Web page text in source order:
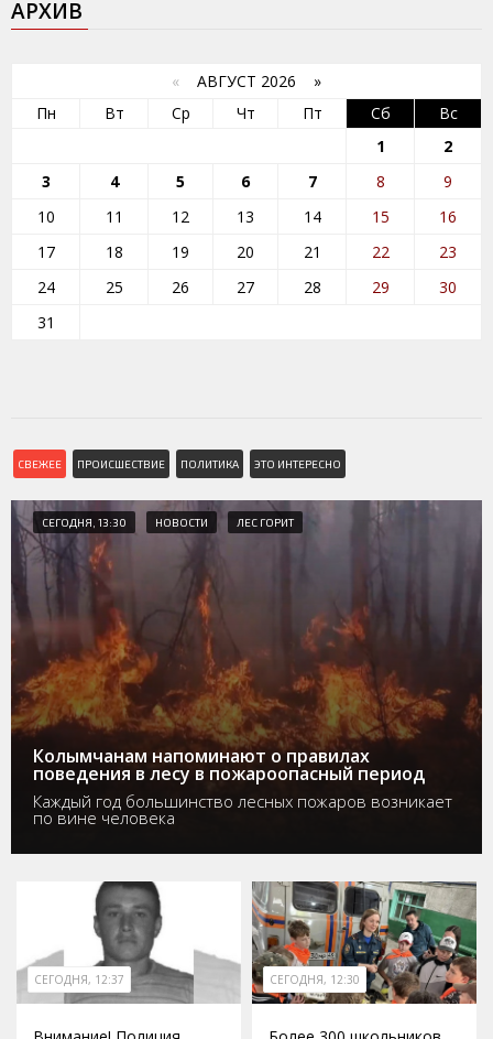
АРХИВ
« АВГУСТ 2026 »
Пн
Вт Ср Чт Пт Сб
Вс
1
2
3
4 5 6 7 8
9
10
11 12 13 14 15
16
17
18 19 20 21 22
23
24
25 26 27 28 29
30
31
СВЕЖЕЕ ПРОИСШЕСТВИЕ ПОЛИТИКА ЭТО ИНТЕРЕСНО
СЕГОДНЯ, 13:30 НОВОСТИ ЛЕС ГОРИТ
Колымчанам напоминают о правилах
поведения в лесу в пожароопасный период
Каждый год большинство лесных пожаров возникает
по вине человека
СЕГОДНЯ, 12:37 СЕГОДНЯ, 12:30